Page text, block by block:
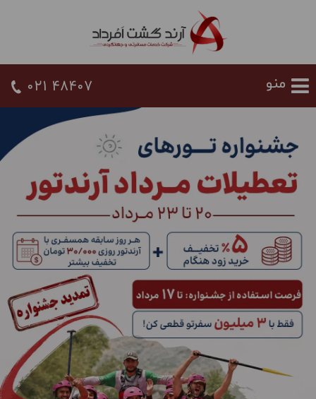
021 48407